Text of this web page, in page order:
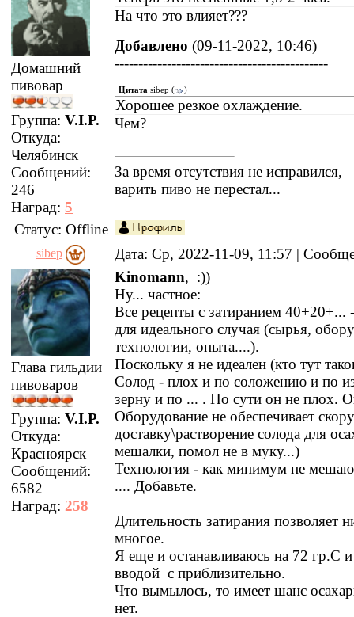
Домашний
пивовар
Группа: V.I.P.
Откуда:
Челябинск
Сообщений:
246
Наград: 5
На что это влияет???
Добавлено (09-11-2022, 10:46)
---------------------------------------------
Цитата sibep ( )
Хорошее резкое охлаждение.
Чем?
За время отсутствия не исправился,
варить пиво не перестал...
Статус: Offline
sibep Дата: Ср, 2022-11-09, 11:57 |
Глава гильдии
пивоваров
Группа: V.I.P.
Откуда:
Красноярск
Сообщений:
6582
Наград: 258
Kinomann, :))
Ну... частное:
Все рецепты с затиранием 40+20+...
для идеального случая (сырья,
технологии, опыта....).
Поскольку я не идеален (кто тут
Солод - плох и по соложению и по
зерну и по ... . По сути он не плох.
Оборудование не обеспечивает
доставку\растворение солода для
мешалки, помол не в муку...)
Технология - как минимум не
.... Добавьте.
Длительность затирания позволяет
многое.
Я еще и останавливаюсь на 72 гр.С
вводой с приблизительно.
Что вымылось, то имеет шанс
нет.